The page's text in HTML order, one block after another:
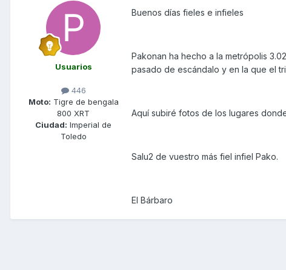
Usuarios
446
Moto: Tigre de bengala
800 XRT
Ciudad: Imperial de
Toledo
Buenos días fieles e infieles
Pakonan ha hecho a la metrópolis
pasado de escándalo y en la que el
Aquí subiré fotos de los lugares
Salu2 de vuestro más fiel infiel Pako.
El Bárbaro